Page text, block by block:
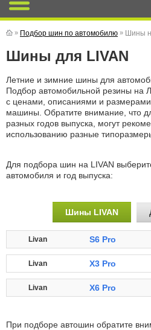
» Подбор шин по автомобилю » Шины
Шины для LIVAN
Летние и зимние шины для
Подбор автомобильной резины на
с ценами, описаниями и
машины. Обратите внимание, что
разных годов выпуска, могут
использованию разные
Для подбора шин на LIVAN
автомобиля и год выпуска:
Шины LIVAN
Livan S6 Pro
Livan X3 Pro
Livan X6 Pro
При подборе автошин обратите